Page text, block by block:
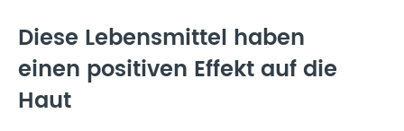
Diese Lebensmittel haben
einen positiven Effekt auf die
Haut